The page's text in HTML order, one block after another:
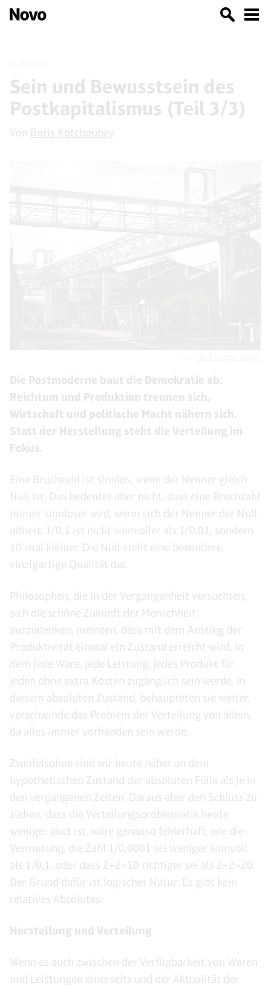
Sein und Bewusstsein des
Postkapitalismus (Teil 3/3)
Von Boris Kotchoubey
Die Postmoderne baut die Demokratie ab.
Reichtum und Produktion trennen sich,
Wirtschaft und politische Macht nähern sich.
Statt der Herstellung steht die Verteilung im
Fokus.
Eine Bruchzahl ist sinnlos, wenn der Nenner gleich
Null ist. Das bedeutet aber nicht, dass eine Bruchzahl
immer sinnloser wird, wenn sich der Nenner der Null
nähert: 1/0,1 ist nicht sinnvoller als 1/0,01, sondern
10-mal kleiner. Die Null stellt eine besondere,
einzigartige Qualität dar.
Philosophen, die in der Vergangenheit versuchten,
sich die schöne Zukunft der Menschheit
auszudenken, meinten, dass mit dem Anstieg der
Produktivität einmal ein Zustand erreicht wird, in
dem jede Ware, jede Leistung, jedes Produkt für
jeden ohne extra Kosten zugänglich sein werde. In
diesem absoluten Zustand, behaupteten sie weiter,
verschwinde das Problem der Verteilung von allein,
da alles immer vorhanden sein werde.
Zweifelsohne sind wir heute näher an dem
hypothetischen Zustand der absoluten Fülle als je in
den vergangenen Zeiten. Daraus aber den Schluss zu
ziehen, dass die Verteilungsproblematik heute
weniger akut ist, wäre genauso fehlerhaft, wie die
Vermutung, die Zahl 1/0,0001 sei weniger sinnvoll
als 1/0,1, oder dass 2+2=10 richtiger sei als 2+2=20.
Der Grund dafür ist logischer Natur: Es gibt kein
relatives Absolutes.
Herstellung und Verteilung
Wenn es auch zwischen der Verfügbarkeit von Waren
und Leistungen einerseits und der Aktualität der